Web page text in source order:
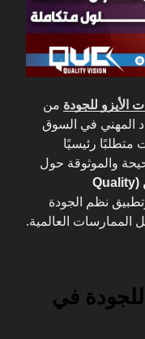
الأيزو للجودة من
المهني في السوق
متطلبًا رئيسيًا
والموثوقة حول
شركة كوالتى فيجن (Quality
نظم الجودة
الممارسات العالمية.
للجودة في